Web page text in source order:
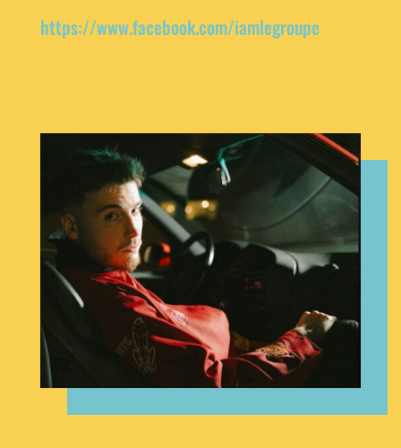
https://www.facebook.com/iamlegroupe